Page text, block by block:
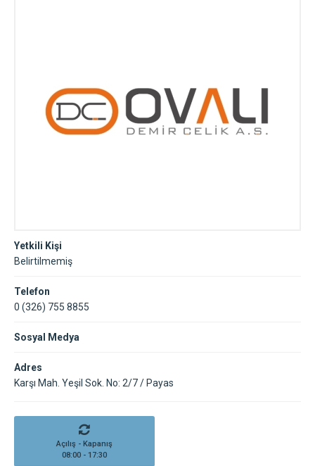
Yetkili Kişi
Belirtilmemiş
Telefon
0 (326) 755 8855
Sosyal Medya
Adres
Karşı Mah. Yeşil Sok. No: 2/7 / Payas
Açılış - Kapanış
08:00 - 17:30